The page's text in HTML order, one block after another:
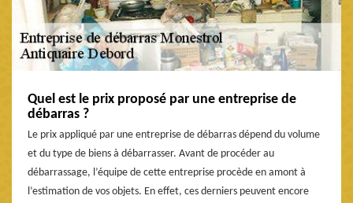
Quel est le prix proposé par une entreprise de
débarras ?
Le prix appliqué par une entreprise de débarras dépend du volume
et du type de biens à débarrasser. Avant de procéder au
débarrassage, l’équipe de cette entreprise procède en amont à
l’estimation de vos objets. En effet, ces derniers peuvent encore